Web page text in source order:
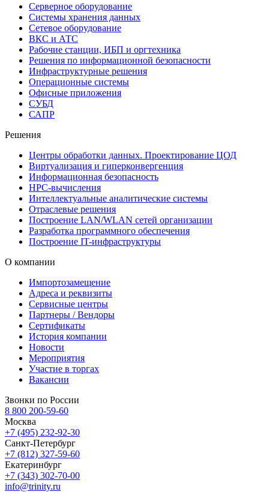
Серверное оборудование
Системы хранения данных
Сетевое оборудование
ВКС и АТС
Рабочие станции, ИБП и оргтехника
Решения по информационной безопасности
Инфраструктурные решения
Операционные системы
Офисные приложения
СУБД
САПР
Решения
Центры обработки данных. Проектирование ЦОД
Виртуализация и гиперконвергенция
Информационная безопасность
HPC-вычисления
Интеллектуальные аналитические системы
Отраслевые решения
Построение LAN/WLAN сетей организации
Разработка программного обеспечения
Построение IT-инфраструктуры
О компании
Импортозамещение
Адреса и реквизиты
Сервисные центры
Партнеры / Вендоры
Сертификаты
История компании
Новости
Мероприятия
Участие в торгах
Вакансии
Звонки по России
8 800 200-59-60
Москва
+7 (495) 232-92-30
Санкт-Петербург
+7 (812) 327-59-60
Екатеринбург
+7 (343) 302-70-00
info@trinity.ru